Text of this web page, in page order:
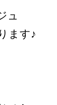
ュ
ます♪